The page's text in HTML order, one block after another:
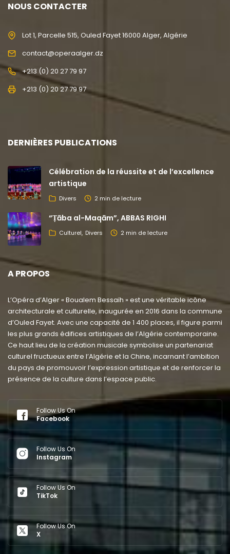
NOUS CONTACTER
Lot 1, Parcelle 515, Ouled Fayet 16000 Alger, Algérie
contact@operaalger.dz
+213 (0) 20 27 79 97
+213 (0) 20 27 79 97
DERNIÈRES PUBLICATIONS
Célébration de la réussite et de l’excellence
artistique
Divers 2 min de lecture
“Ṭāba al-Maqām”, ABBAS RIGHI
Culturel Divers 2 min de lecture
A PROPOS
L’Opéra d’Alger « Boualem Bessaïh » est une véritable icône
architecturale et culturelle, inaugurée en 2016 dans la commune
d’Ouled Fayet. Avec une capacité de 1 400 places, il figure parmi
les plus grands édifices artistiques de l’Algérie contemporaine.
Ce haut lieu de la création musicale symbolise un partenariat
culturel fructueux entre l’Algérie et la Chine, incarnant l’ambition
du pays de promouvoir l’expression artistique et de renforcer la
présence de la culture dans l’espace public.
Follow Us On
Facebook
Follow Us On
Instagram
Follow Us On
TikTok
Follow Us On
X